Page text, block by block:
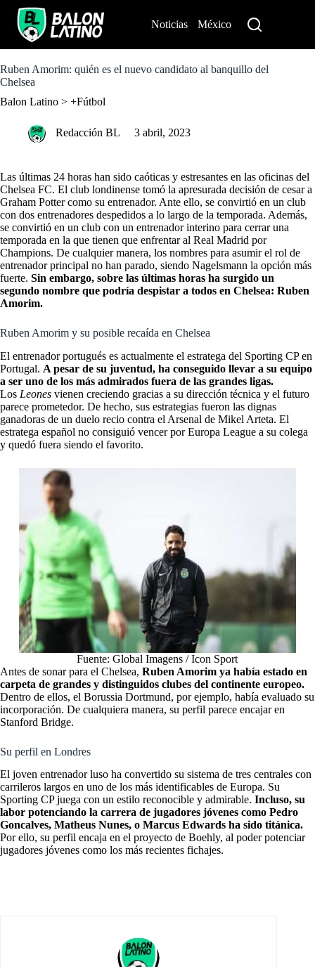
o
c
n
Noticias México
Ruben Amorim: quién es el nuevo candidato al banquillo del
Chelsea
Balon Latino > +Fútbol
Redacción BL 3 abril, 2023
Las últimas 24 horas han sido caóticas y estresantes en las oficinas del
Chelsea FC. El club londinense tomó la apresurada decisión de cesar a
Graham Potter como su entrenador. Ante ello, se convirtió en un club
con dos entrenadores despedidos a lo largo de la temporada. Además,
se convirtió en un club con un entrenador interino para cerrar una
temporada en la que tienen que enfrentar al Real Madrid por
Champions. De cualquier manera, los nombres para asumir el rol de
entrenador principal no han parado, siendo Nagelsmann la opción más
fuerte. Sin embargo, sobre las últimas horas ha surgido un
segundo nombre que podría despistar a todos en Chelsea: Ruben
Amorim.
Ruben Amorim y su posible recaída en Chelsea
El entrenador portugués es actualmente el estratega del Sporting CP en
Portugal. A pesar de su juventud, ha conseguido llevar a su equipo
a ser uno de los más admirados fuera de las grandes ligas.
Los Leones vienen creciendo gracias a su dirección técnica y el futuro
parece prometedor. De hecho, sus estrategias fueron las dignas
ganadoras de un duelo recio contra el Arsenal de Mikel Arteta. El
estratega español no consiguió vencer por Europa League a su colega
y quedó fuera siendo el favorito.
Fuente: Global Imagens / Icon Sport
Antes de sonar para el Chelsea, Ruben Amorim ya había estado en
carpeta de grandes y distinguidos clubes del continente europeo.
Dentro de ellos, el Borussia Dortmund, por ejemplo, había evaluado su
incorporación. De cualquiera manera, su perfil parece encajar en
Stanford Bridge.
Su perfil en Londres
El joven entrenador luso ha convertido su sistema de tres centrales con
carrileros largos en uno de los más identificables de Europa. Su
Sporting CP juega con un estilo reconocible y admirable. Incluso, su
labor potenciando la carrera de jugadores jóvenes como Pedro
Goncalves, Matheus Nunes, o Marcus Edwards ha sido titánica.
Por ello, su perfil encaja en el proyecto de Boehly, al poder potenciar
jugadores jóvenes como los más recientes fichajes.